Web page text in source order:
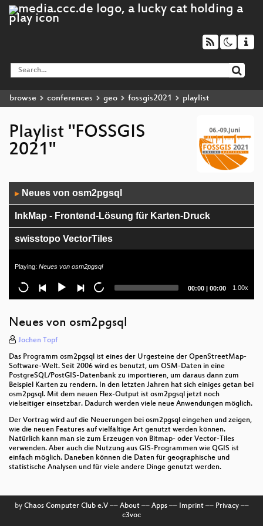
browse conferences geo fossgis2021 playlist
Playlist "FOSSGIS
2021"
Player
▶ Neues von osm2pgsql
InkMap - Frontend-Lösung für Karten-Druck
swisstopo VectorTiles
FOSS hoch 5 - Praxisbericht eines Serversystems
SHOGun als Basis flexibler WebGIS-Lösungen —
Oder: Weder "off-the-shelf" noch "fully handcrafted"
Parkplatzzählung und Parkraumanalysen auf OSM-
Basis
Geo Engine: Explorative Datenanalyse mit raum-
zeitlicher Workflowverarbeitung
Import detaillierter Daten zur barrierefreien Nutzung
von Bahnhöfen und Haltestellen
Quellen- und Lizenzangabe(n) -- Vorgaben der Open
Database Licence (ODbL)
Geodaten auf Smartphones – ein drittes Paradigma
nach Desktop- und Web-GIS?
Playing: Neues von osm2pgsql
Current
00:00 | Total
00:00 1.00x
Neues von osm2pgsql
Jochen Topf
Das Programm osm2pgsql ist eines der Urgesteine der OpenStreetMap-
Software-Welt. Seit 2006 wird es benutzt, um OSM-Daten in eine
PostgreSQL/PostGIS-Datenbank zu importieren, um daraus dann zum
Beispiel Karten zu rendern. In den letzten Jahren hat sich einiges getan bei
osm2pgsql. Mit dem neuen Flex-Output ist osm2pgsql jetzt noch
vielseitiger einsetzbar. Dadurch werden viele neue Anwendungen möglich.
Der Vortrag wird auf die Neuerungen bei osm2pgsql eingehen und zeigen,
wie die neuen Features auf vielfältige Art genutzt werden können.
Natürlich kann man sie zum Erzeugen von Bitmap- oder Vector-Tiles
verwenden. Aber auch die Nutzung aus GIS-Programmen wie QGIS ist
einfach möglich. Daneben können die Daten für geographische und
statistische Analysen und für viele andere Dinge genutzt werden.
by Chaos Computer Club e.V–– About–– Apps–– Imprint–– Privacy––
c3voc